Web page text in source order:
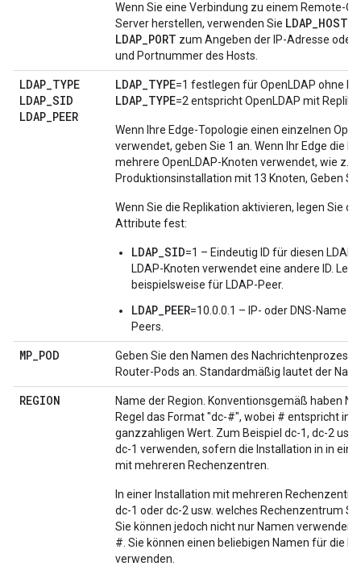
Wenn Sie eine Verbindung zu einem Remote-
Server herstellen, verwenden Sie LDAP_HOST
LDAP_PORT zum Angeben der IP-Adresse oder
und Portnummer des Hosts.
LDAP_TYPE
LDAP_SID
LDAP_PEER
LDAP_TYPE=1 festlegen für OpenLDAP ohne
LDAP_TYPE=2 entspricht OpenLDAP mit
Wenn Ihre Edge-Topologie einen einzelnen
verwendet, geben Sie 1 an. Wenn Ihr Edge die
mehrere OpenLDAP-Knoten verwendet, wie z.
Produktionsinstallation mit 13 Knoten, Geben
Wenn Sie die Replikation aktivieren, legen Sie
Attribute fest:
LDAP_SID=1 – Eindeutig ID für diesen
LDAP-Knoten verwendet eine andere ID.
beispielsweise für LDAP-Peer.
LDAP_PEER=10.0.0.1 – IP- oder DNS-Name
Peers.
MP_POD
Geben Sie den Namen des
Router-Pods an. Standardmäßig lautet der
REGION
Name der Region. Konventionsgemäß haben
Regel das Format "dc-#", wobei # entspricht in
ganzzahligen Wert. Zum Beispiel dc-1, dc-2
dc-1 verwenden, sofern die Installation in in
mit mehreren Rechenzentren.
In einer Installation mit mehreren
dc-1 oder dc-2 usw. welches Rechenzentrum
Sie können jedoch nicht nur Namen verwenden.
#. Sie können einen beliebigen Namen für die
verwenden.